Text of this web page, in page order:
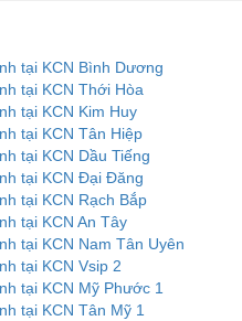
tại KCN Bình Dương
tại KCN Thới Hòa
tại KCN Kim Huy
tại KCN Tân Hiệp
tại KCN Dầu Tiếng
tại KCN Đại Đăng
tại KCN Rạch Bắp
tại KCN An Tây
tại KCN Nam Tân Uyên
tại KCN Vsip 2
tại KCN Mỹ Phước 1
tại KCN Tân Mỹ 1